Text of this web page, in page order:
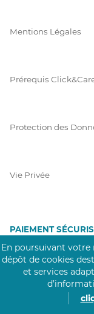
Mentions Légales
Prérequis
Protection des
Vie Privée
PAIEMENT
La collecte de vos
et assurée par
Banque de France.
En poursuivant votre
dépôt de cookies
et services